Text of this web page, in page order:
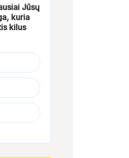
Jūsų
kuria
kilus